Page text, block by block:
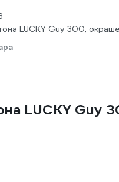
LUCKY Guy 300,
LUCKY Guy